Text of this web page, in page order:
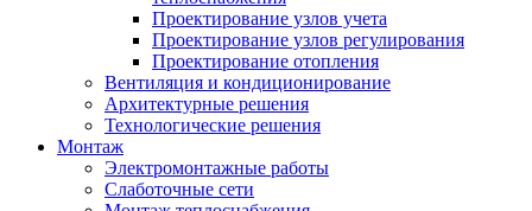
Проектирование узлов учета
Проектирование узлов регулирования
Проектирование отопления
Вентиляция и кондиционирование
Архитектурные решения
Технологические решения
Монтаж
Электромонтажные работы
Слаботочные сети